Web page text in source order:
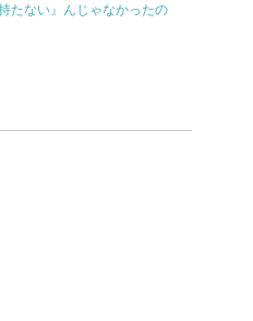
たない』んじゃなかったの